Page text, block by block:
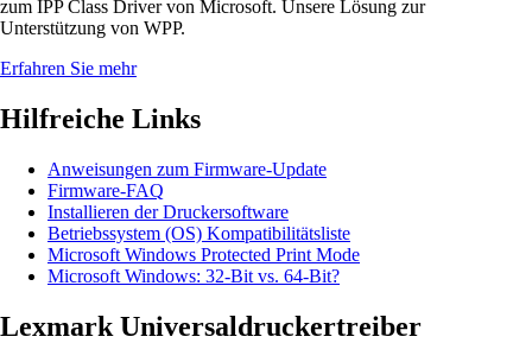
zum IPP Class Driver von Microsoft. Unsere Lösung zur
Unterstützung von WPP.
Erfahren Sie mehr
Hilfreiche Links
Anweisungen zum Firmware-Update
Firmware-FAQ
Installieren der Druckersoftware
Betriebssystem (OS) Kompatibilitätsliste
Microsoft Windows Protected Print Mode
Microsoft Windows: 32-Bit vs. 64-Bit?
Lexmark Universaldruckertreiber